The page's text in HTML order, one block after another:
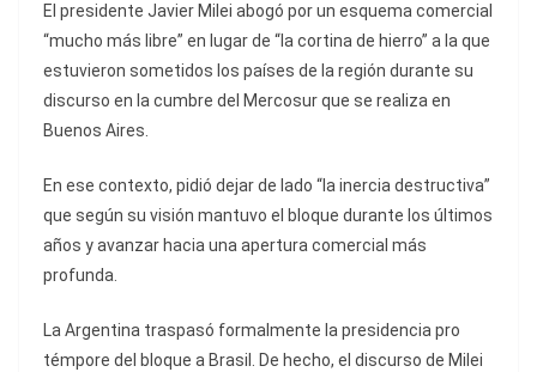
El presidente Javier Milei abogó por un esquema comercial
“mucho más libre” en lugar de “la cortina de hierro” a la que
estuvieron sometidos los países de la región durante su
discurso en la cumbre del Mercosur que se realiza en
Buenos Aires.
En ese contexto, pidió dejar de lado “la inercia destructiva”
que según su visión mantuvo el bloque durante los últimos
años y avanzar hacia una apertura comercial más
profunda.
La Argentina traspasó formalmente la presidencia pro
témpore del bloque a Brasil. De hecho, el discurso de Milei